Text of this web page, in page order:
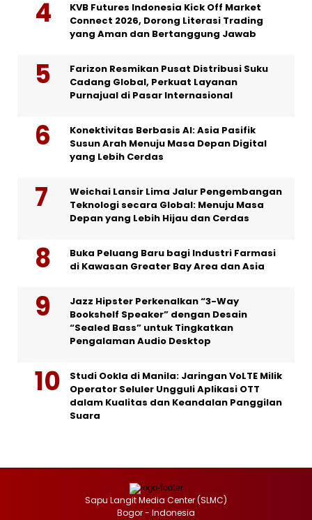
KVB Futures Indonesia Kick Off Market
Connect 2026, Dorong Literasi Trading
yang Aman dan Bertanggung Jawab
Farizon Resmikan Pusat Distribusi Suku
Cadang Global, Perkuat Layanan
Purnajual di Pasar Internasional
Konektivitas Berbasis AI: Asia Pasifik
Susun Arah Menuju Masa Depan Digital
yang Lebih Cerdas
Weichai Lansir Lima Jalur Pengembangan
Teknologi secara Global: Menuju Masa
Depan yang Lebih Hijau dan Cerdas
Buka Peluang Baru bagi Industri Farmasi
di Kawasan Greater Bay Area dan Asia
Jazz Hipster Perkenalkan “3-Way
Bookshelf Speaker” dengan Desain
“Sealed Bass” untuk Tingkatkan
Pengalaman Audio Desktop
Studi Ookla di Manila: Jaringan VoLTE Milik
Operator Seluler Ungguli Aplikasi OTT
dalam Kualitas dan Keandalan Panggilan
Suara
Sapu Langit Media Center (SLMC)
Bogor - Indonesia